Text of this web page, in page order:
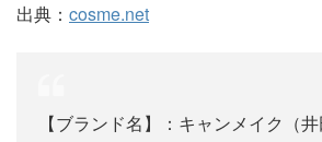
出典： cosme.net
【ブランド名】：キャンメイク（